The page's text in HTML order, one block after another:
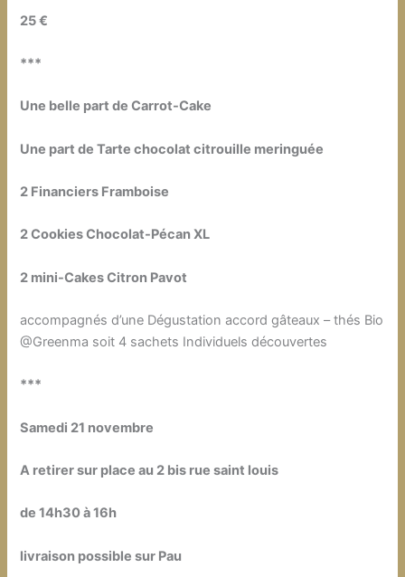
25 €
***
Une belle part de Carrot-Cake
Une part de Tarte chocolat citrouille meringuée
2 Financiers Framboise
2 Cookies Chocolat-Pécan XL
2 mini-Cakes Citron Pavot
accompagnés d’une Dégustation accord gâteaux – thés Bio
@Greenma soit 4 sachets Individuels découvertes
***
Samedi 21 novembre
A retirer sur place au 2 bis rue saint louis
de 14h30 à 16h
livraison possible sur Pau